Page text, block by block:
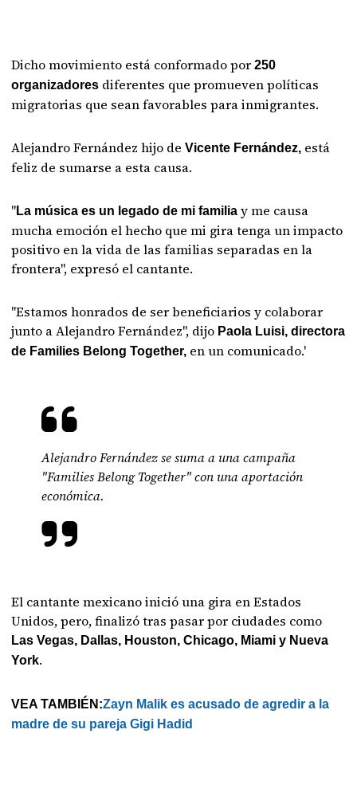
Dicho movimiento está conformado por 250
organizadores diferentes que promueven políticas
migratorias que sean favorables para inmigrantes.
Alejandro Fernández hijo deVicente Fernández, está
feliz de sumarse a esta causa.
"La música es un legado de mi familiay me causa
mucha emoción el hecho que mi gira tenga un impacto
positivo en la vida de las familias separadas en la
frontera", expresó el cantante.
"Estamos honrados de ser beneficiarios y colaborar
junto a Alejandro Fernández", dijo Paola Luisi, directora
de Families Belong Together, en un comunicado.'
Alejandro Fernández se suma a una campaña
"Families Belong Together" con una aportación
económica.
El cantante mexicano inició una gira en Estados
Unidos, pero, finalizó tras pasar por ciudades como
Las Vegas, Dallas, Houston, Chicago, Miami y Nueva
York.
VEA TAMBIÉN:Zayn Malik es acusado de agredir a la
madre de su pareja Gigi Hadid